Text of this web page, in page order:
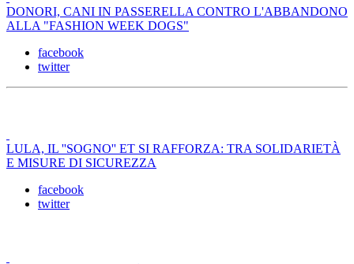
DONORI, CANI IN PASSERELLA CONTRO L'ABBANDONO
ALLA "FASHION WEEK DOGS"
facebook
twitter
LULA, IL ''SOGNO'' ET SI RAFFORZA: TRA SOLIDARIETÀ
E MISURE DI SICUREZZA
facebook
twitter